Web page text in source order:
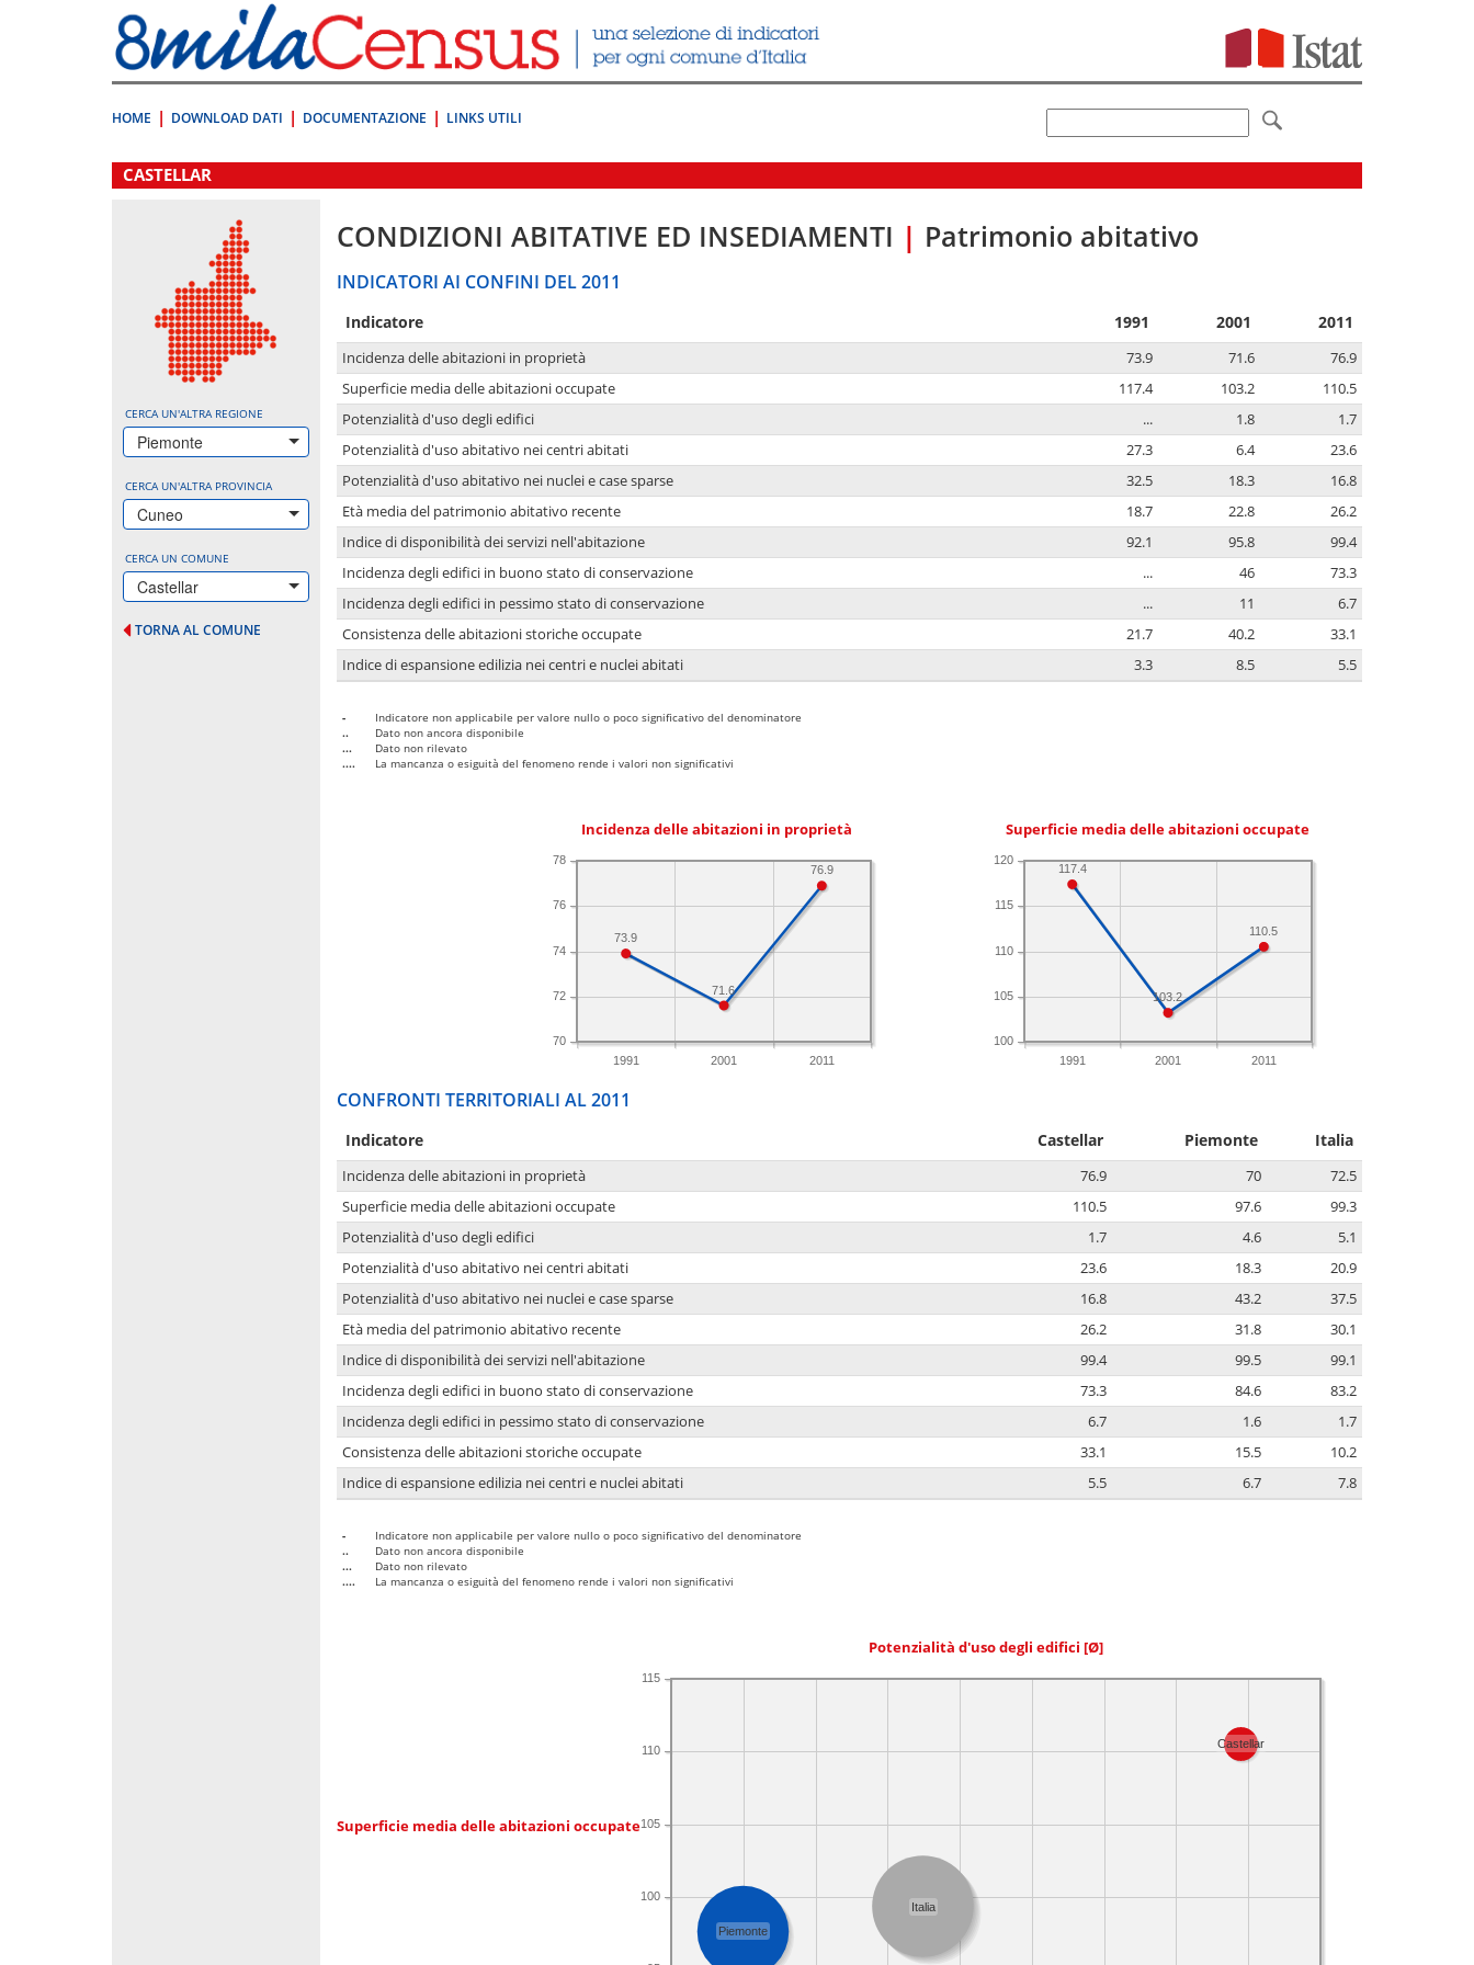
direttamente
a:
Contenuto
HOME DOWNLOAD DATI DOCUMENTAZIONE LINKS UTILI
.
CASTELLAR
CERCA UN'ALTRA REGIONE
Piemonte
CERCA UN'ALTRA PROVINCIA
Cuneo
CERCA UN COMUNE
Castellar
TORNA AL COMUNE
CONDIZIONI ABITATIVE ED INSEDIAMENTI | Patrimonio abitativo
INDICATORI AI CONFINI DEL 2011
Indicatore 1991 2001 2011
Incidenza delle abitazioni in proprietà 73.9 71.6
76.9
Superficie media delle abitazioni occupate
117.4 103.2
110.5
Potenzialità d'uso degli edifici
... 1.8
1.7
Potenzialità d'uso abitativo nei centri abitati
27.3 6.4
23.6
Potenzialità d'uso abitativo nei nuclei e case sparse
32.5 18.3
16.8
Età media del patrimonio abitativo recente
18.7 22.8
26.2
Indice di disponibilità dei servizi nell'abitazione
92.1 95.8
99.4
Incidenza degli edifici in buono stato di conservazione
... 46
73.3
Incidenza degli edifici in pessimo stato di conservazione
... 11
6.7
Consistenza delle abitazioni storiche occupate
21.7 40.2
33.1
Indice di espansione edilizia nei centri e nuclei abitati
3.3 8.5 5.5
-
Indicatore non applicabile per valore nullo o poco significativo del denominatore
..
Dato non ancora disponibile
...
Dato non rilevato
....
La mancanza o esiguità del fenomeno rende i valori non significativi
Incidenza delle abitazioni in proprietà
1991 2001 2011
70
72
74
76
78
76.9
71.6
73.9
Superficie media delle abitazioni occupate
1991 2001 2011
100
105
110
115
120
110.5
103.2
117.4
CONFRONTI TERRITORIALI AL 2011
Indicatore Castellar Piemonte Italia
Incidenza delle abitazioni in proprietà 76.9 70
72.5
Superficie media delle abitazioni occupate
110.5 97.6
99.3
Potenzialità d'uso degli edifici
1.7 4.6
5.1
Potenzialità d'uso abitativo nei centri abitati
23.6 18.3
20.9
Potenzialità d'uso abitativo nei nuclei e case sparse
16.8 43.2
37.5
Età media del patrimonio abitativo recente
26.2 31.8
30.1
Indice di disponibilità dei servizi nell'abitazione
99.4 99.5
99.1
Incidenza degli edifici in buono stato di conservazione
73.3 84.6
83.2
Incidenza degli edifici in pessimo stato di conservazione
6.7 1.6
1.7
Consistenza delle abitazioni storiche occupate
33.1 15.5
10.2
Indice di espansione edilizia nei centri e nuclei abitati
5.5 6.7 7.8
-
Indicatore non applicabile per valore nullo o poco significativo del denominatore
..
Dato non ancora disponibile
...
Dato non rilevato
....
La mancanza o esiguità del fenomeno rende i valori non significativi
Potenzialità d'uso degli edifici [Ø]
Superficie media delle abitazioni occupate
100
105
110
115
Italia
Piemonte
Castellar